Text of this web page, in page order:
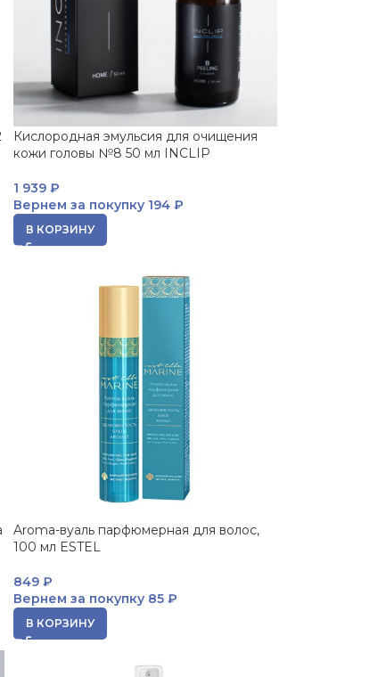
Кислородная эмульсия для очищения
кожи головы №8 50 мл INCLIP
1 939 ₽
Вернем за покупку194 ₽
В КОРЗИНУ
Aroma-вуаль парфюмерная для волос,
100 мл ESTEL
849 ₽
Вернем за покупку85 ₽
В КОРЗИНУ